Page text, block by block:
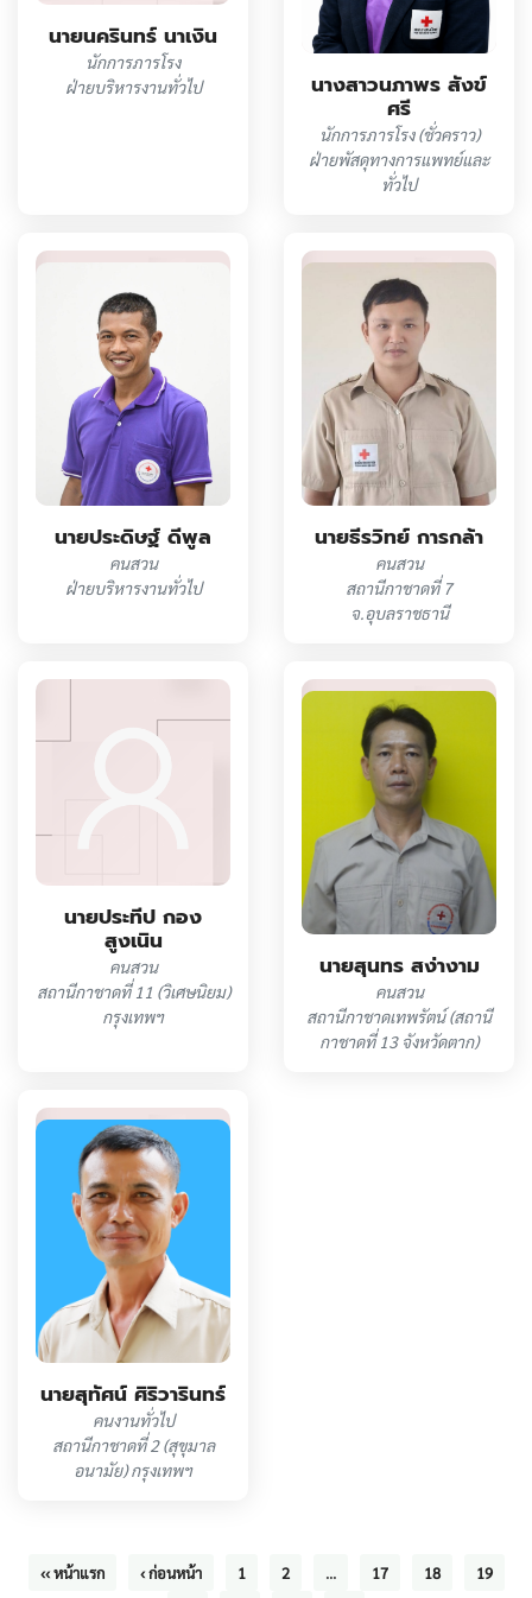
นายนครินทร์ นาเงิน
นักการภารโรง
ฝ่ายบริหารงานทั่วไป
นางสาวนภาพร สังข์
ศรี
นักการภารโรง (ชั่วคราว)
ฝ่ายพัสดุทางการแพทย์และ
ทั่วไป
นายประดิษฐ์ ดีพูล
คนสวน
ฝ่ายบริหารงานทั่วไป
นายธีรวิทย์ การกล้า
คนสวน
สถานีกาชาดที่ 7
จ.อุบลราชธานี
นายประทีป กอง
สูงเนิน
คนสวน
สถานีกาชาดที่ 11 (วิเศษนิยม)
กรุงเทพฯ
นายสุนทร สง่างาม
คนสวน
สถานีกาชาดเทพรัตน์ (สถานี
กาชาดที่ 13 จังหวัดตาก)
นายสุทัศน์ ศิริวารินทร์
คนงานทั่วไป
สถานีกาชาดที่ 2 (สุขุมาล
อนามัย) กรุงเทพฯ
‹‹ หน้าแรก ‹ ก่อนหน้า 1 2 ... 17 18
19